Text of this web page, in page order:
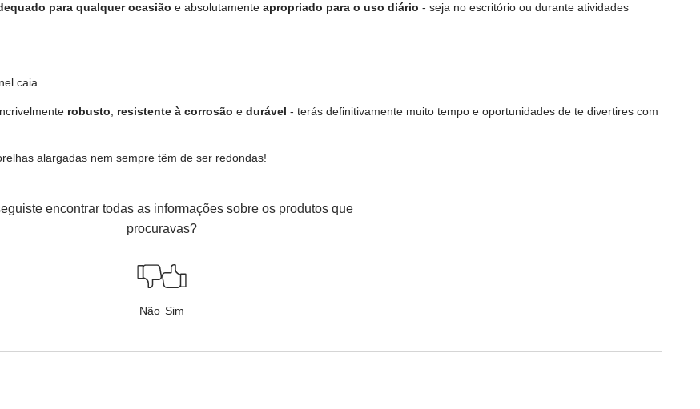
para qualquer ocasião e absolutamente apropriado para o uso diário - seja no escritório ou durante atividades
caia.
robusto resistente à corrosão e durável - terás definitivamente muito tempo e oportunidades de te divertires com
alargadas nem sempre têm de ser redondas!
encontrar todas as informações sobre os produtos que
procuravas?
Não Sim